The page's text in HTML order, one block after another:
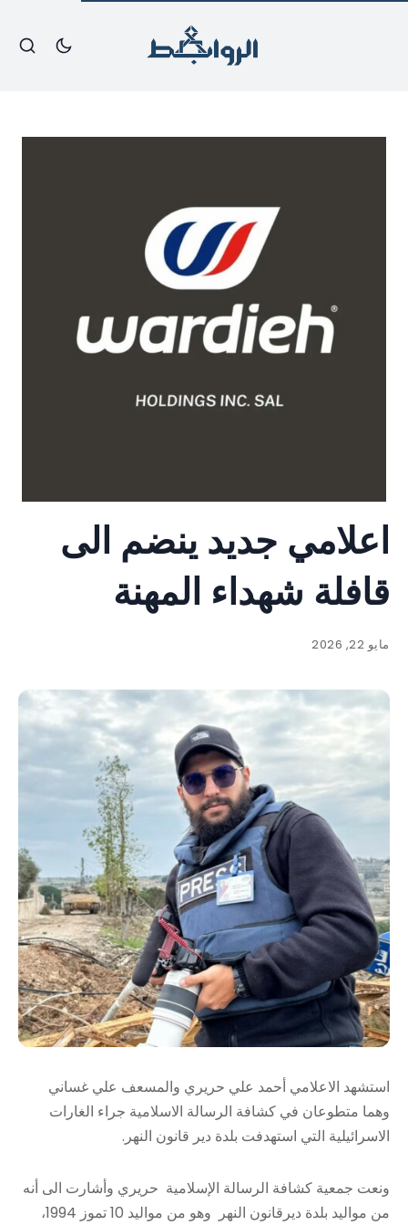
اعلامي جديد ينضم الى
قافلة شهداء المهنة
مايو 22, 2026
استشهد الاعلامي أحمد علي حريري والمسعف علي غساني
وهما متطوعان في كشافة الرسالة الاسلامية جراء الغارات
الاسرائيلية التي استهدفت بلدة دير قانون النهر.
ونعت جمعية كشافة الرسالة الإسلامية حريري وأشارت الى أنه
من مواليد بلدة ديرقانون النهر وهو من مواليد 10 تموز 1994،